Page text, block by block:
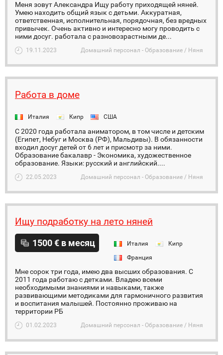
Меня зовут Александра Ищу работу приходящей няней.
Умею находить общий язык с детьми. Аккуратная,
ответственная, исполнительная, порядочная, без вредных
привычек. Очень активно и интересно могу проводить с
ними досуг. работала с разновозрастными де...
19.11.2023 Домашний персонал - Образование / Няня
Работа в доме
Италия Кипр США
С 2020 года работала аниматором, в том числе и детским
(Египет, Небуг и Москва (РФ), Мальдивы). В обязанности
входил досуг детей от 6 лет и присмотр за ними.
Образование бакалавр - Экономика, художественное
образование. Языки: русский и английский....
22.05.2023 Домашний персонал - Образование / Няня
Ищу подработку на лето няней
1500 € в месяц Италия
Кипр
Франция
Мне сорок три года, имею два высших образования. С
2011 года работаю с детками. Владею всеми
необходимыми знаниями и навыками, также
развивающими методиками для гармоничного развития
и воспитания малышей. Постоянно проживаю на
территории РБ
01.02.2023 Домашний персонал - Образование / Няня